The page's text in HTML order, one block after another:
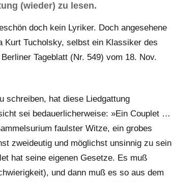
(wieder) zu lesen.
doch kein Lyriker. Doch angesehene
Kurt Tucholsky, selbst ein Klassiker des
Tageblatt (Nr. 549) vom 18. Nov.
schreiben, hat diese Liedgattung
sei bedauerlicherweise: »Ein Couplet …
faulster Witze, ein grobes
zweideutig und möglichst unsinnig zu sein
hat seine eigenen Gesetze. Es muß
und dann muß es so aus dem